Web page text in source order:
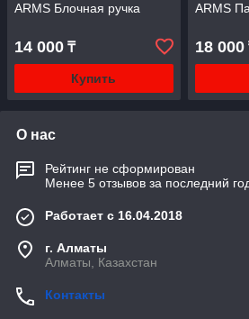
ARMS Блочная ручка
14 000 ₸
Купить
ARMS
18 000
О нас
Рейтинг не сформирован
Менее 5 отзывов за последний
Работает с 16.04.2018
г. Алматы
Алматы, Казахстан
Контакты